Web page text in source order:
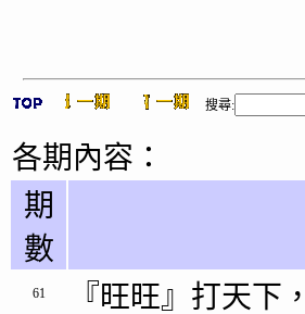
搜尋:
各期內容：
期
數
61 『旺旺』打天下